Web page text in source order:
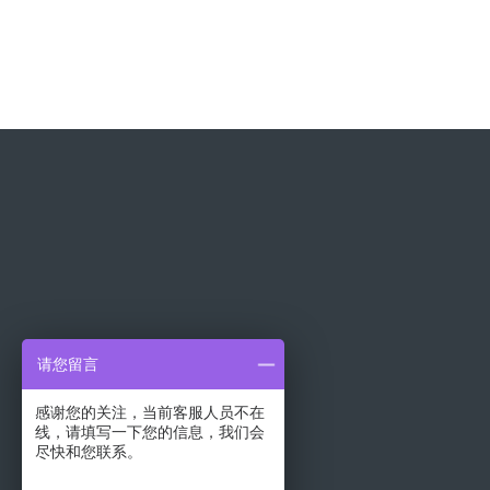
联系人：渠(经理)
请您留言
感谢您的关注，当前客服人员不在
线，请填写一下您的信息，我们会
尽快和您联系。